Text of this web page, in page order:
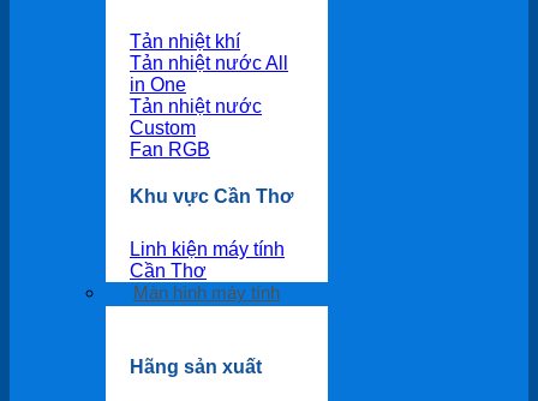
Tản nhiệt khí
Tản nhiệt nước All
in One
Tản nhiệt nước
Custom
Fan RGB
Khu vực Cần Thơ
Linh kiện máy tính
Cần Thơ
Màn hình máy tính
Hãng sản xuất